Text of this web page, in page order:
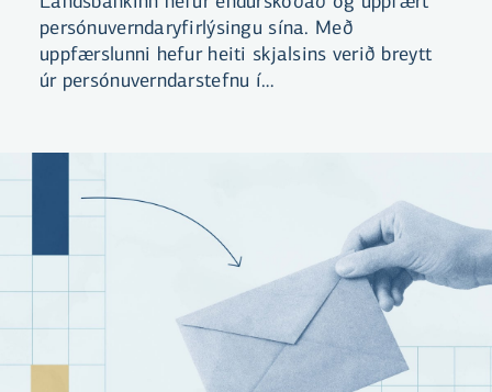
persónuverndaryfirlýsingu sína. Með
uppfærslunni hefur heiti skjalsins verið breytt
úr persónuverndarstefnu í
viðskiptavini til að kynna sér efni hennar.